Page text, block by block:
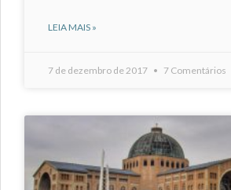
LEIA MAIS »
7 de dezembro de 2017 7 Comentários